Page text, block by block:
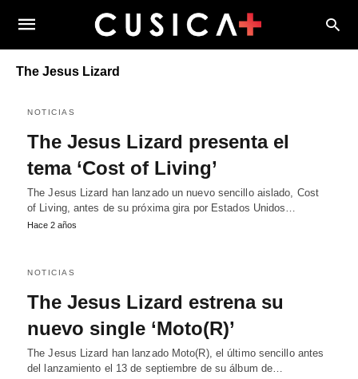
The Jesus Lizard
NOTICIAS
The Jesus Lizard presenta el
tema ‘Cost of Living’
The Jesus Lizard han lanzado un nuevo sencillo aislado, Cost
of Living, antes de su próxima gira por Estados Unidos…
Hace 2 años
NOTICIAS
The Jesus Lizard estrena su
nuevo single ‘Moto(R)’
The Jesus Lizard han lanzado Moto(R), el último sencillo antes
del lanzamiento el 13 de septiembre de su álbum de…